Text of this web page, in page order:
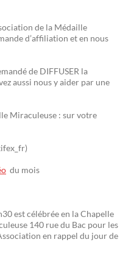
de la Médaille
d’affiliation et en nous
de DIFFUSER la
aussi nous y aider par une
Miraculeuse : sur votre
du mois
est célébrée en la Chapelle
140 rue du Bac pour les
en rappel du jour de